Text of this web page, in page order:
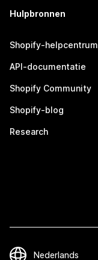
Hulpbronnen
Shopify-helpcentrum
API-documentatie
Shopify Community
Shopify-blog
Research